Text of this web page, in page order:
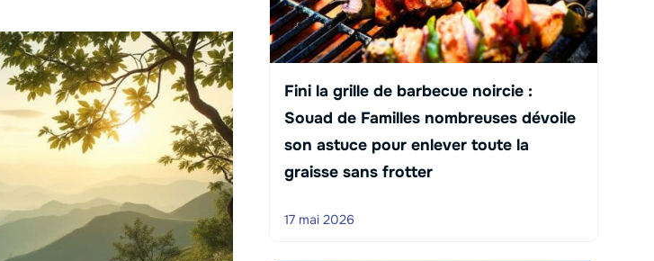
Fini la grille de barbecue noircie :
Souad de Familles nombreuses dévoile
son astuce pour enlever toute la
graisse sans frotter
17 mai 2026